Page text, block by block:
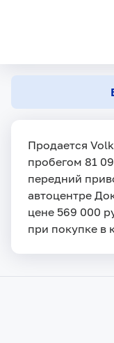
Продается
пробегом 81
передний
автоцентре
цене 569 000
при покупке в